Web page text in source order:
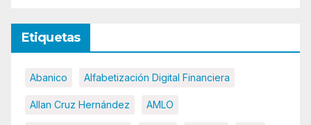
Etiquetas
Abanico Alfabetización Digital Financiera
Allan Cruz Hernández AMLO